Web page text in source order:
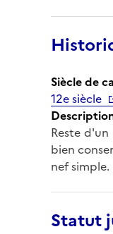
Siècle de
12e siècle
Reste
bien
nef
Statut